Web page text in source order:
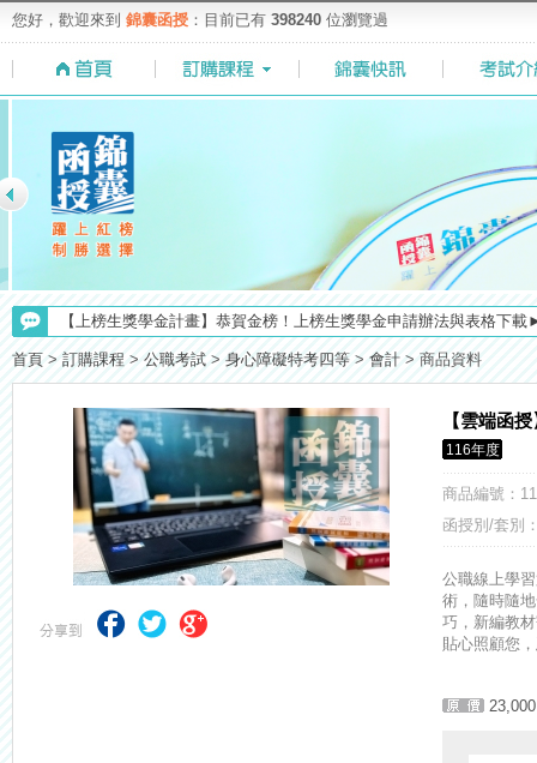
您好，歡迎來到 錦囊函授 ：目前已有 398240 位瀏覽過
【上榜生獎學金計畫】恭賀金榜！上榜生獎學金申請辦法與表格下
【考試院】國考證書數位化，112年起全面實施！點我看詳情>>>
【注意】112年起高普不考「公文」／高考英文占比提升，快來看看
【求職秘技＼(￣O￣)】你對國營事業了解多少呢? 必考國事業的
【重要】114年度起，雲端函授之課堂教材須知，請點我查看☀☀☀
【NEW】加入◆錦囊函授Facebook粉絲專頁◆，最新消息、優惠活
【考選部】高普考／修正部份考試科目及大綱，趕快來看看有哪一些
【最新】錦囊函授增加便利商店付款方式，便利到不行！馬上使用►
首頁 > 訂購課程 > 公職考試 > 身心障礙特考四等 > 會計 > 商品資料
【雲端函
116年度
商品編號 ：
函授別/套別
公職線上學
術，隨時隨
巧，新編教
貼心照顧您
23,000